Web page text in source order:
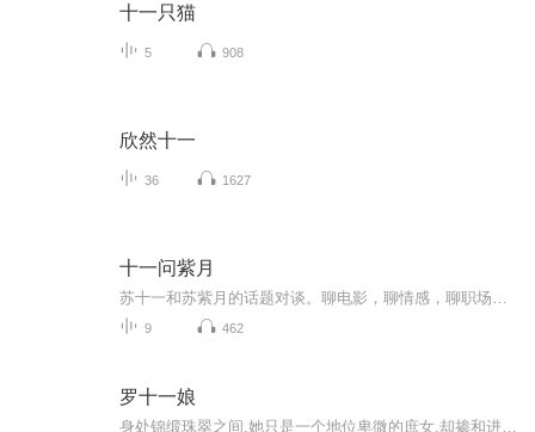
十一只猫
5 908
欣然十一
36 1627
十一问紫月
9 462
罗十一娘